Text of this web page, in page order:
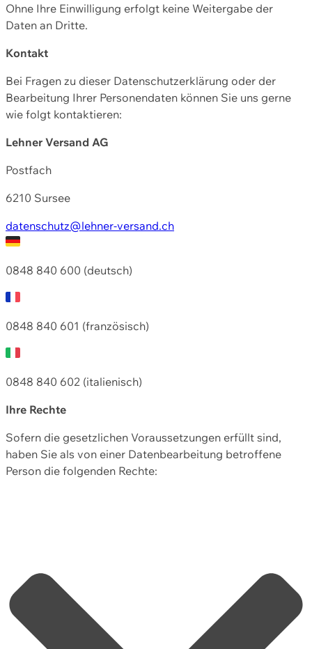
Ohne Ihre Einwilligung erfolgt keine Weitergabe der
Daten an Dritte.
Kontakt
Bei Fragen zu dieser Datenschutzerklärung oder der
Bearbeitung Ihrer Personendaten können Sie uns gerne
wie folgt kontaktieren:
Lehner Versand AG
Postfach
6210 Sursee
datenschutz@lehner-versand.ch
0848 840 600 (deutsch)
0848 840 601 (französisch)
0848 840 602 (italienisch)
Ihre Rechte
Sofern die gesetzlichen Voraussetzungen erfüllt sind,
haben Sie als von einer Datenbearbeitung betroffene
Person die folgenden Rechte: